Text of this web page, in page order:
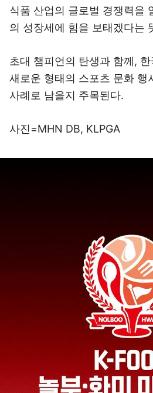
식품 산업의 글로벌 경쟁력을
의 성장세에 힘을 보태겠다는
초대 챔피언의 탄생과 함께,
새로운 형태의 스포츠 문화 행
사례로 남을지 주목된다.
사진=MHN DB, KLPGA